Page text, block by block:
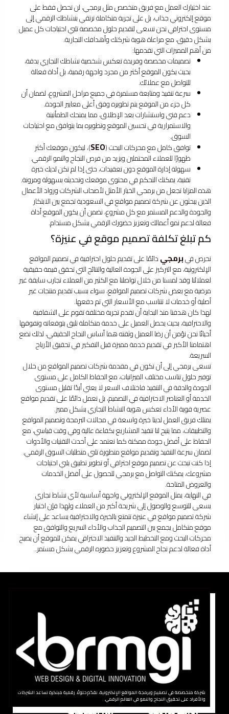
عند اختيارك العمل مع فريق متخصص مثل برمجي، لن تحصل فقط على
موقع إلكتروني جذاب، بل على تجربة متكاملة ترتقي بنشاطك الرقمي إلى
مستوى احترافي نحن نسعى لتقديم حلول مخصصة تلبي احتياجات كل عميل
بشكل دقيق، مع مراعاة هوية شركتك وأهدافك التجارية.
من أهم المميزات التي نقدمها:
تصميمات مخصصة وفريدة تعكس شخصية نشاطك التجاري بدقة،
بحيث يكون الموقع أكثر من مجرد واجهة رقمية، بل أداة فعالة
للتواصل مع عملائك.
سرعة تنفيذ ومتابعة مستمرة في جميع مراحل المشروع، لضمان أن
كل جزء من الموقع يتم تطويره وفق أعلى معايير الجودة.
دعم فني واستشارات بعد الإطلاق، مما يمنحك الطمأنينة
والاستمرارية في تحسين الموقع وتطويره بما يتوافق مع احتياجات
السوق.
توافق كامل مع محركات البحث (SEO)، ليكون موقعك أكثر
ظهورًا للعملاء المحتملين ويزيد من فرص النجاح والنمو الرقمي.
سهولة إدارة الموقع دون تعقيدات، حتى إذا لم تكن لديك خبرة
تقنية، يمكنك التحكم في محتوى موقعك وتحديثه بسهولة ومرونة.
هذه المزايا تجعل من برمجي الخيار الأمثل لأصحاب الشركات ورواد الأعمال
الذين يبحثون عن شركة تصميم مواقع في السعودية تجمع بين الابتكار
والجودة والدعم المستمر مع كل مشروع، نضمن أن يكون الموقع أداة
فعالة لدعم نمو أعمالك وتعزيز حضورك الرقمي بشكل مستدام.
كم تبلغ تكلفة تصميم موقع في عنيزة؟
نحرص فيبرمجيدائمًا على تقديم حلول احترافية في تصميم المواقع
الإلكترونية، مع التركيز على الجودة العالية والنتائج التي تحقق قيمة حقيقية
لعملائنا وقد لمسنا من خلال تواصلنا مع الكثير من العملاء تجارب سابقة غير
مرضية مع بعض شركات تصميم المواقع، سواء بسبب تقديم منتجات غير
أصلية أو خدمات لا تتناسب مع الأسعار التي تم دفعها.
لهذا كان هدفنا منذ البداية أن نقدم تجربة مختلفة تقوم على الشفافية
والاحترافية، بحيث يحصل العميل على خدمة متكاملة تليق بتوقعاته وتفوقها
أحيانًا نحن نؤمن أن رضا العميل وثقته هما أساس النجاح الحقيقي، لذلك نضع
اهتمامنا الأكبر في تقديم خدمة مميزة قبل التفكير في تحقيق الأرباح
السريعة.
تسعى برمجي إلى أن تكون في مقدمة شركات تصميم المواقع من خلال
توفير حلول تناسب مختلف الميزانيات، مع الحفاظ الكامل على مستوى
الجودة والدقة في التنفيذ فاختلاف السعر لا يعني أبدًا تقليل مستوى
الخدمة أو العناصر الاحترافية في التصميم، بل نعمل دائمًا على تقديم مواقع
عصرية قوية الأداء تعكس هوية النشاط التجاري بشكل مميز.
يمتلك فريق العمل لدينا خبرة واسعة في مجالات البرمجة وتصميم المواقع
والتطبيقات، مما يتيح لنا تنفيذ المشاريع بكفاءة عالية وفي وقت قياسي، مع
الحفاظ على أفضل جودة ممكنة كما نعتمد على أحدث التقنيات والأدوات
لضمان سرعة التنفيذ وتقديم مواقع متطورة تلبي متطلبات السوق الرقمي.
إذا كنت تبحث عن تصميم موقع احترافي أو تطوير تطبيق يلبي احتياجات
مشروعك، يمكنك التواصل مع برمجي للحصول على أفضل الخدمات
والعروض المتاحة.
في النهاية، يمثل الموقع الإلكتروني واجهة أساسية لأي نشاط تجاري
يسعى للتوسع والوصول إلى شريحة أكبر من العملاء ولهذا فإن اختيار
شركة تصميم مواقع في عنيزة تتمتع بالخبرة والاحترافية يساعد على إنشاء
موقع متكامل يجمع بين التصميم الجذاب والأداء السريع والتوافق مع
محركات البحث ومع التخطيط الجيد والتنفيذ الاحترافي يمكن للموقع أن يصبح
أداة فعالة لدعم نجاح المشروع وتعزيز حضوره الرقمي بشكل مستمر.
شركة متخصصة في تصميم وبرمجة المواقع الإلكترونية، نقدّم حلولًا رقمية مبتكرة تساعد الشركات
والأفراد على تحقيق النجاح والنمو في العالم الرقمي.